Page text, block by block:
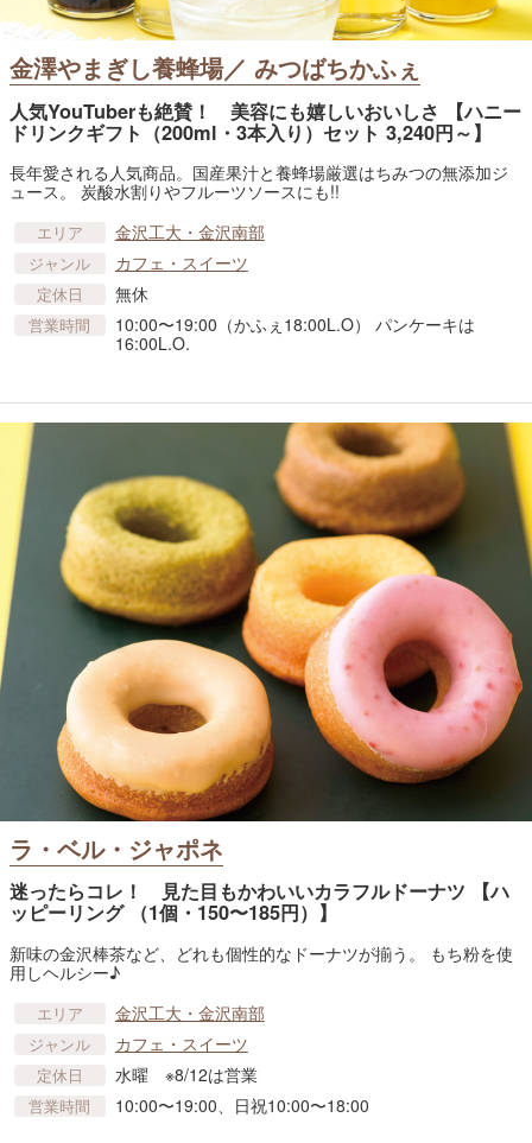
金澤やまぎし養蜂場／ みつばちかふぇ
人気YouTuberも絶賛！ 美容にも嬉しいおいしさ 【ハニー
ドリンクギフト（200ml・3本入り）セット 3,240円～】
長年愛される人気商品。国産果汁と養蜂場厳選はちみつの無添加ジ
ュース。 炭酸水割りやフルーツソースにも!!
エリア 金沢工大・金沢南部
ジャンル カフェ・スイーツ
定休日 無休
営業時間
10:00〜19:00（かふぇ18:00L.O） パンケーキは
16:00L.O.
ラ・ベル・ジャポネ
迷ったらコレ！ 見た目もかわいいカラフルドーナツ 【ハ
ッピーリング （1個・150〜185円）】
新味の金沢棒茶など、どれも個性的なドーナツが揃う。 もち粉を使
用しヘルシー♪
エリア 金沢工大・金沢南部
ジャンル カフェ・スイーツ
定休日 水曜 ※8/12は営業
営業時間 10:00〜19:00、日祝10:00〜18:00